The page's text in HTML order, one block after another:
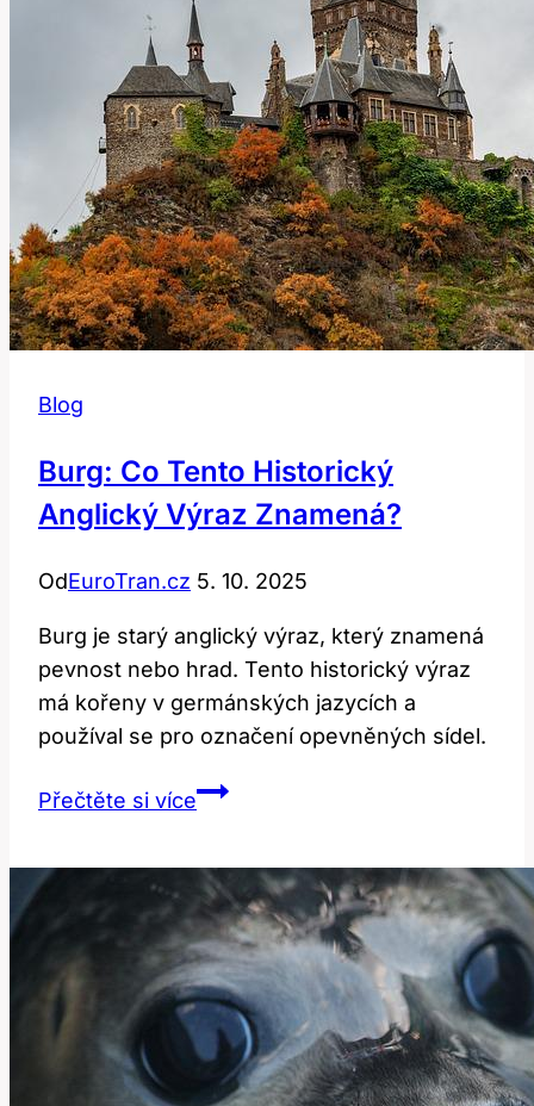
Blog
Burg: Co Tento Historický
Anglický Výraz Znamená?
OdEuroTran.cz 5. 10. 2025
Burg je starý anglický výraz, který znamená
pevnost nebo hrad. Tento historický výraz
má kořeny v germánských jazycích a
používal se pro označení opevněných sídel.
Přečtěte si víceBurg:
Historický
Anglický
Výraz
Znamená?